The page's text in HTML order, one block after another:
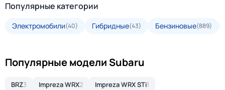
Популярные категории
Электромобили(40) Гибридные(43) Бензиновые(889)
Популярные модели Subaru
BRZ3 Impreza WRX2 Impreza WRX STi1